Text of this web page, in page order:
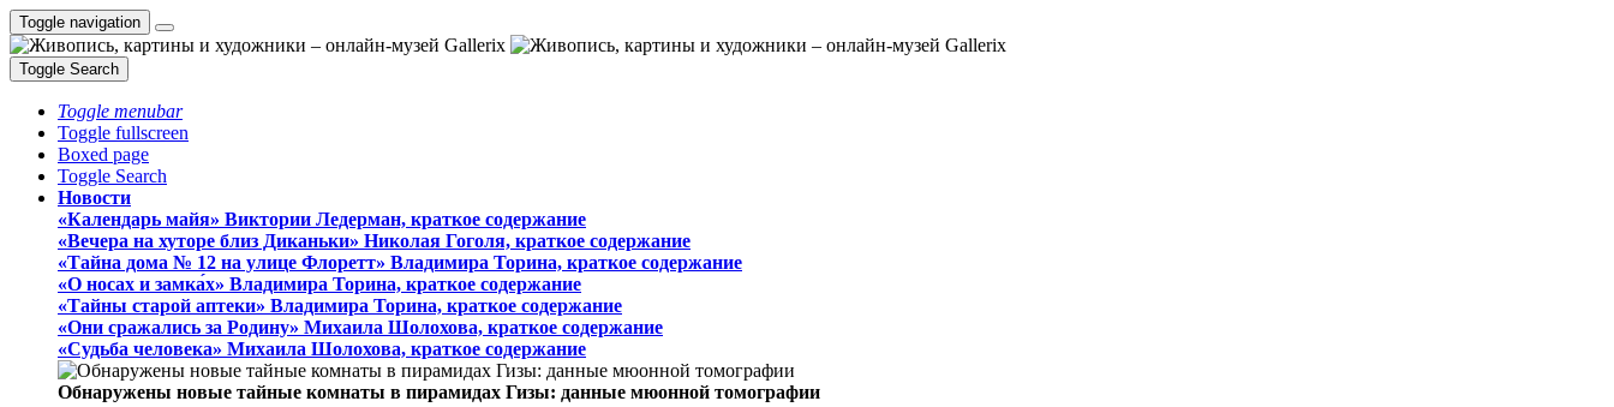
Toggle navigation
Toggle Search
Toggle menubar
Toggle fullscreen
Boxed page
Toggle Search
Новости
«Календарь майя» Виктории Ледерман, краткое содержание
«Вечера на хуторе близ Диканьки» Николая Гоголя, краткое содержание
«Тайна дома № 12 на улице Флоретт» Владимира Торина, краткое содержание
«О носах и замка́х» Владимира Торина, краткое содержание
«Тайны старой аптеки» Владимира Торина, краткое содержание
«Они сражались за Родину» Михаила Шолохова, краткое содержание
«Судьба человека» Михаила Шолохова, краткое содержание
Обнаружены новые тайные комнаты в пирамидах Гизы: данные мюонной томографии